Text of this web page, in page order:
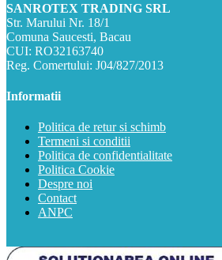
SANROTEX TRADING SRL
Str. Marului Nr. 18/1
Comuna Saucesti, Bacau
CUI: RO32163740
Reg. Comertului: J04/827/2013
Informatii
Politica de retur si schimb
Termeni si conditii
Politica de confidentialitate
Politica Cookie
Despre noi
Contact
ANPC